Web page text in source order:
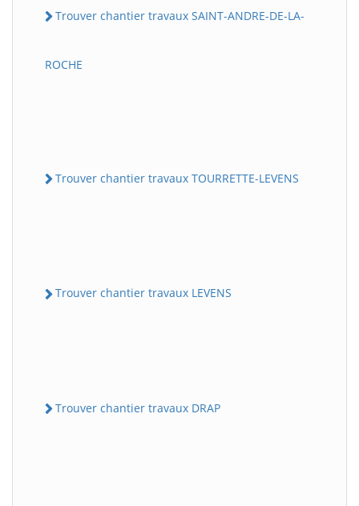
Trouver chantier travaux SAINT-ANDRE-DE-LA-
ROCHE
Trouver chantier travaux TOURRETTE-LEVENS
Trouver chantier travaux LEVENS
Trouver chantier travaux DRAP